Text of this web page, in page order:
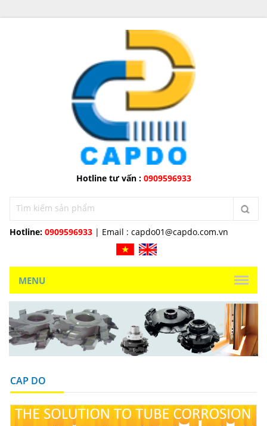
Hotline tư vấn : 0909596933
Hotline: 0909596933 | Email : capdo01@capdo.com.vn
MENU
CAP DO